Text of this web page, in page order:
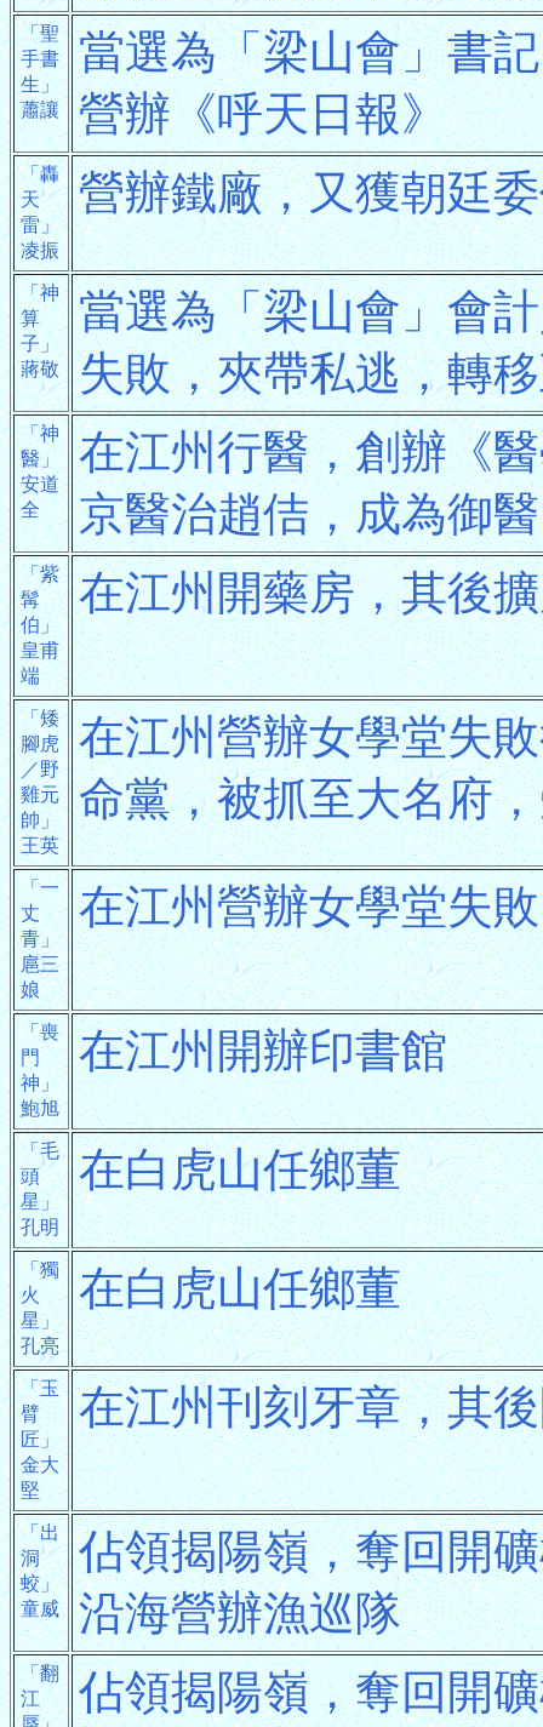
「聖
手書
生」
蕭讓
當選為「梁山會」書
營辦《呼天日報》
「轟
天
雷」
凌振
營辦鐵廠，又獲朝廷
「神
算
子」
蔣敬
當選為「梁山會」會
失敗，夾帶私逃，轉
「神
醫」
安道
全
在江州行醫，創辦《
京醫治趙佶，成為御醫
「紫
髯
伯」
皇甫
端
在江州開藥房，其後
「矮
腳虎
／野
雞元
帥」
王英
在江州營辦女學堂失
命黨，被抓至大名府
「一
丈
青」
扈三
娘
在江州營辦女學堂失
「喪
門
神」
鮑旭
在江州開辦印書館
「毛
頭
星」
孔明
在白虎山任鄉董
「獨
火
星」
孔亮
在白虎山任鄉董
「玉
臂
匠」
金大
堅
在江州刊刻牙章，其
「出
洞
蛟」
童威
佔領揭陽嶺，奪回開
沿海營辦漁巡隊
「翻
江
佔領揭陽嶺，奪回開